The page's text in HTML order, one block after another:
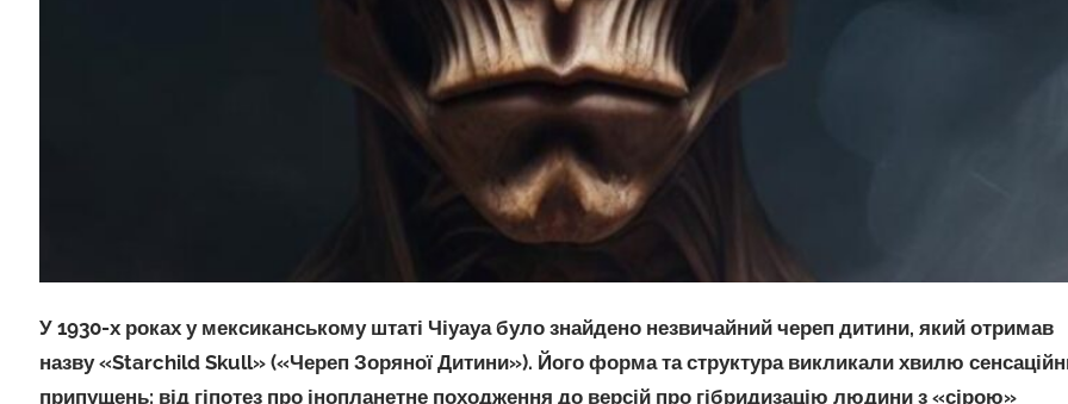
У 1930-х роках у мексиканському штаті Чіуауа було знайдено незвичайний череп дитини, який отримав
назву «Starchild Skull» («Череп Зоряної Дитини»). Його форма та структура викликали хвилю
припущень: від гіпотез про інопланетне походження до версій про гібридизацію людини з «сірою»